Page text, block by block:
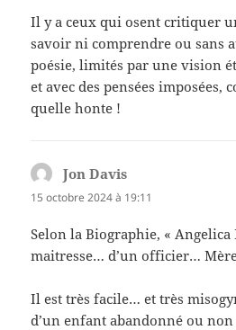
Il y a ceux qui osent critiquer
savoir ni comprendre ou sans
poésie, limités par une vision
et avec des pensées imposées,
quelle honte !
Jon Davis
15 octobre 2024 à 19:11
Selon la Biographie, «
maitresse… d’un officier…
Il est très facile… et très
d’un enfant abandonné ou